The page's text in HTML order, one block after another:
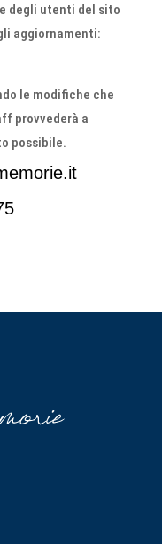
degli utenti del sito
aggiornamenti:
le modifiche che
provvederà a
possibile.